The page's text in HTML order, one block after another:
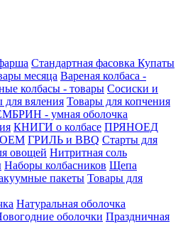
Стандартная фасовка Купаты
месяца Вареная колбаса -
колбасы - товары Сосиски и
для вяления Товары для копчения
- умная оболочка
КНИГИ о колбасе ПРЯНОЕД
ГРИЛЬ и BBQ Старты для
овощей Нитритная соль
Наборы колбасников Щепа
пакеты Товары для
Натуральная оболочка
оболочки Праздничная